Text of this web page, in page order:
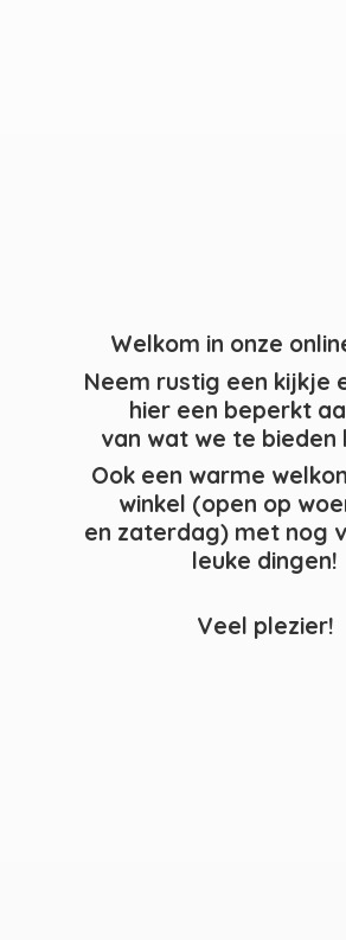
Welkom in onze
Neem rustig een kijkje
hier een beperkt
van wat we te bieden
Ook een warme
winkel (open op
en zaterdag) met nog
leuke dingen!
Veel plezier!